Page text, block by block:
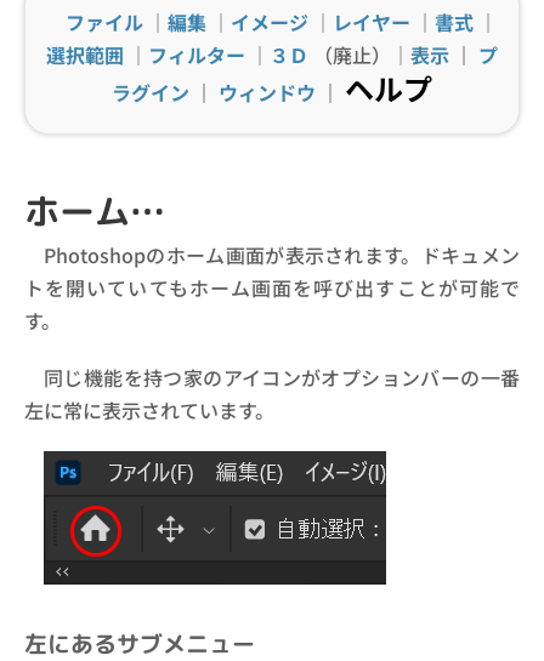
ファイル ｜ 編集 ｜ イメージ ｜ レイヤー ｜ 書式 ｜
選択範囲 ｜ フィルター ｜ ３Ｄ （廃止）｜ 表示 ｜ プ
ラグイン ｜ ウィンドウ ｜ ヘルプ
ホーム…
Photoshopのホーム画面が表示されます。ドキュメン
トを開いていてもホーム画面を呼び出すことが可能で
す。
同じ機能を持つ家のアイコンがオプションバーの一番
左に常に表示されています。
左にあるサブメニュー